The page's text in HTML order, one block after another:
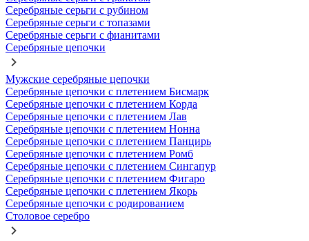
Серебряные серьги с рубином
Серебряные серьги с топазами
Серебряные серьги с фианитами
Серебряные цепочки
Мужские серебряные цепочки
Серебряные цепочки с плетением Бисмарк
Серебряные цепочки с плетением Корда
Серебряные цепочки с плетением Лав
Серебряные цепочки с плетением Нонна
Серебряные цепочки с плетением Панцирь
Серебряные цепочки с плетением Ромб
Серебряные цепочки с плетением Сингапур
Серебряные цепочки с плетением Фигаро
Серебряные цепочки с плетением Якорь
Серебряные цепочки с родированием
Столовое серебро